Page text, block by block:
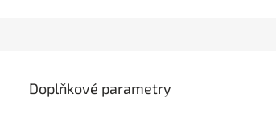
Doplňkové parametry